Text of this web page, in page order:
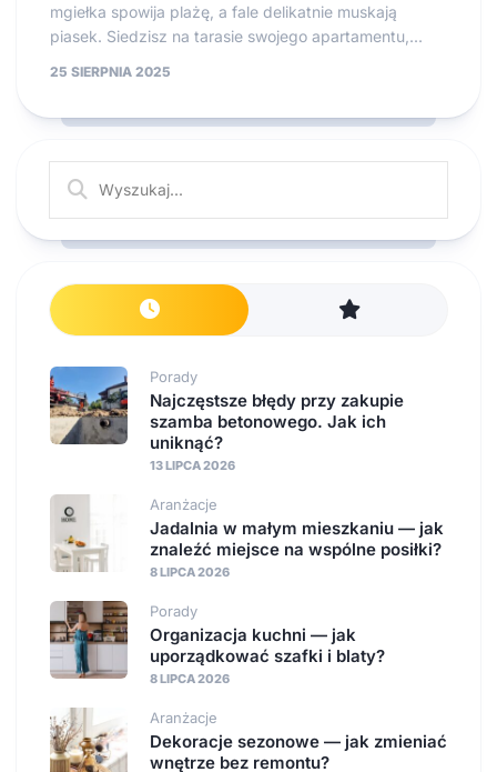
mgiełka spowija plażę, a fale delikatnie muskają
piasek. Siedzisz na tarasie swojego apartamentu,...
25 SIERPNIA 2025
Porady
Najczęstsze błędy przy zakupie
szamba betonowego. Jak ich
uniknąć?
13 LIPCA 2026
Aranżacje
Jadalnia w małym mieszkaniu — jak
znaleźć miejsce na wspólne posiłki?
8 LIPCA 2026
Porady
Organizacja kuchni — jak
uporządkować szafki i blaty?
8 LIPCA 2026
Aranżacje
Dekoracje sezonowe — jak zmieniać
wnętrze bez remontu?